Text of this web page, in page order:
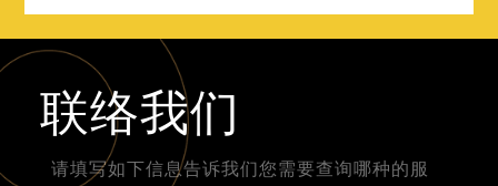
联络我们
请填写如下信息告诉我们您需要查询哪种的服